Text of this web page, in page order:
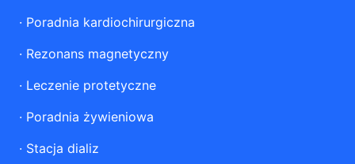
· Poradnia kardiochirurgiczna
· Rezonans magnetyczny
· Leczenie protetyczne
· Poradnia żywieniowa
· Stacja dializ